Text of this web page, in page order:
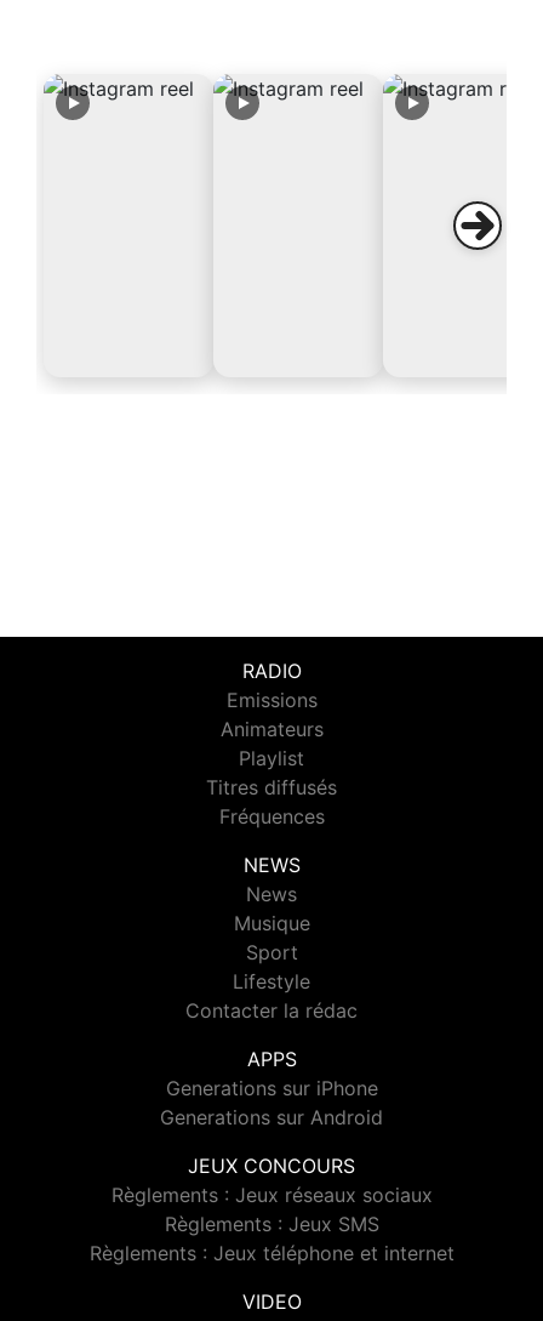
RADIO
Emissions
Animateurs
Playlist
Titres diffusés
Fréquences
NEWS
News
Musique
Sport
Lifestyle
Contacter la rédac
APPS
Generations sur iPhone
Generations sur Android
JEUX CONCOURS
Règlements : Jeux réseaux sociaux
Règlements : Jeux SMS
Règlements : Jeux téléphone et internet
VIDEO